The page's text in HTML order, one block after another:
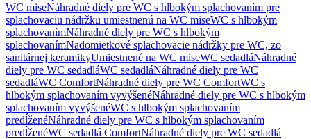
WC miseNáhradné diely pre WC s hlbokým splachovaním pre
splachovaciu nádržku umiestnenú na WC miseWC s hlbokým
splachovanímNáhradné diely pre WC s hlbokým
splachovanímNadomietkové splachovacie nádržky pre WC, zo
sanitárnej keramikyUmiestnené na WC miseWC sedadláNáhradné
diely pre WC sedadláWC sedadláNáhradné diely pre WC
sedadláWC ComfortNáhradné diely pre WC ComfortWC s
hlbokým splachovaním vyvýšenéNáhradné diely pre WC s hlbokým
splachovaním vyvýšenéWC s hlbokým splachovaním
predĺženéNáhradné diely pre WC s hlbokým splachovaním
predĺženéWC sedadlá ComfortNáhradné diely pre WC sedadlá